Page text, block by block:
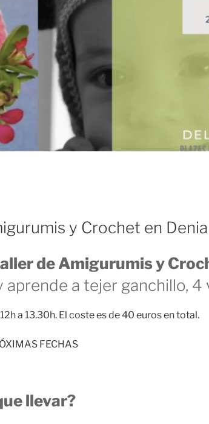
y Crochet en Denia
de Amigurumis y
aprende a tejer ganchillo, 4
a 13.30h. El coste es de 40 euros en total.
FECHAS
llevar?